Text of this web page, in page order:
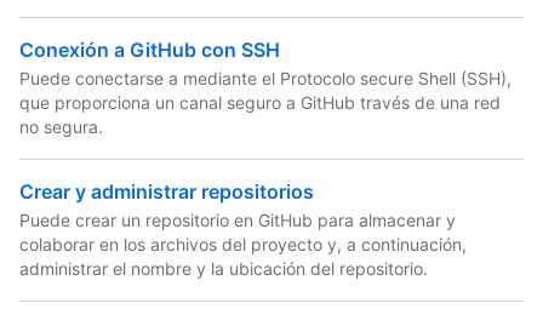
Conexión a GitHub con SSH
Puede conectarse a mediante el Protocolo secure Shell (SSH),
que proporciona un canal seguro a GitHub través de una red
no segura.
Crear y administrar repositorios
Puede crear un repositorio en GitHub para almacenar y
colaborar en los archivos del proyecto y, a continuación,
administrar el nombre y la ubicación del repositorio.